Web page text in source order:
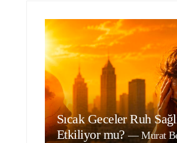
Sıcak Geceler Ruh
Etkiliyor mu?—Murat